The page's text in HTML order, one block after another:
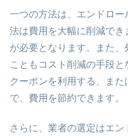
一つの方法は、エンドロ
法は費用を大幅に削減で
が必要となります。また
こともコスト削減の手段
クーポンを利用する、ま
で、費用を節約できます。
さらに、業者の選定はエ